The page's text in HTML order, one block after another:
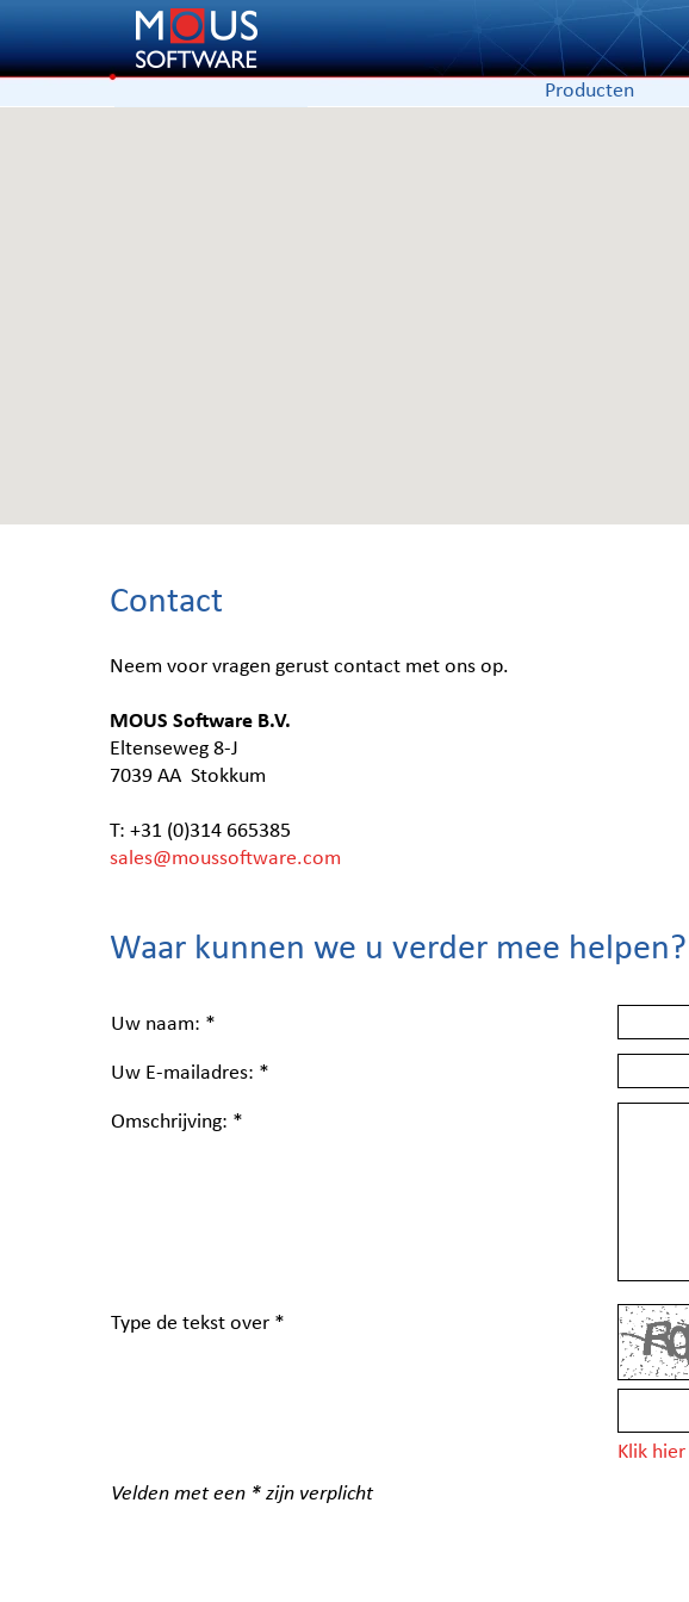
Producten
Contact
Neem voor vragen gerust contact met ons op.
MOUS Software B.V.
Eltenseweg 8-J
7039 AA Stokkum
T: +31 (0)314 665385
sales@moussoftware.com
Waar kunnen we u verder mee helpen?
Uw naam: *
Uw E-mailadres: *
Omschrijving: *
Type de tekst over *
Klik hier
Velden met een * zijn verplicht